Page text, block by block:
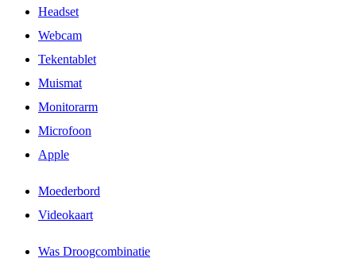
Headset
Webcam
Tekentablet
Muismat
Monitorarm
Microfoon
Apple
Moederbord
Videokaart
Was Droogcombinatie